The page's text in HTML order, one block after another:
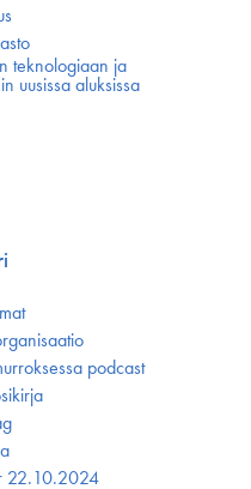
teknologiaan ja
uusissa aluksissa
podcast
22.10.2024